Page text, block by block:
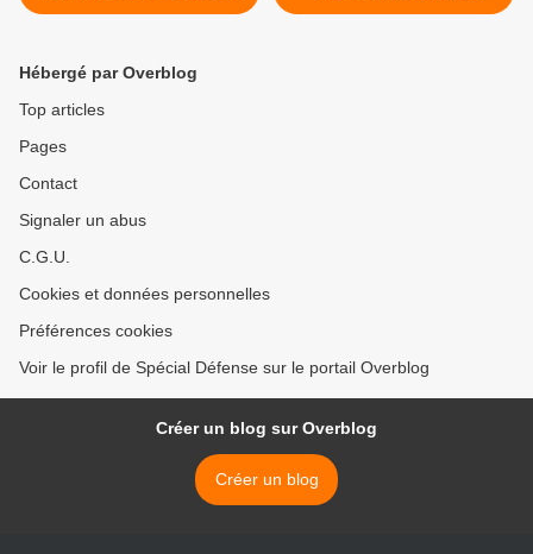
région d'Odessa passe à 8
marchand au large des
Hébergé par Overblog
Top articles
Pages
Contact
Signaler un abus
C.G.U.
Cookies et données personnelles
Préférences cookies
Voir le profil de Spécial Défense sur le portail Overblog
Créer un blog sur Overblog
Créer un blog